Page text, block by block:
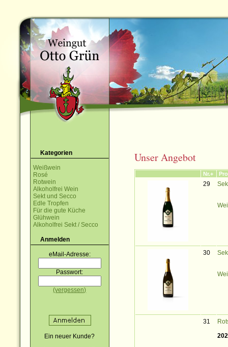
Kategorien
Weißwein
Rosé
Rotwein
Alkoholfrei Wein
Sekt und Secco
Edle Tropfen
Für die gute Küche
Glühwein
Alkoholfrei Sekt / Secco
Anmelden
eMail-Adresse:
Passwort:
(vergessen)
Ein neuer Kunde?
Unser Angebot
Nr.+
29
30
31